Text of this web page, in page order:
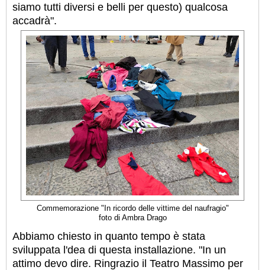
siamo tutti diversi e belli per questo) qualcosa
accadrà".
Commemorazione "In ricordo delle vittime del naufragio"
foto di Ambra Drago
Abbiamo chiesto in quanto tempo è stata
sviluppata l'dea di questa installazione. "In un
attimo devo dire. Ringrazio il Teatro Massimo per